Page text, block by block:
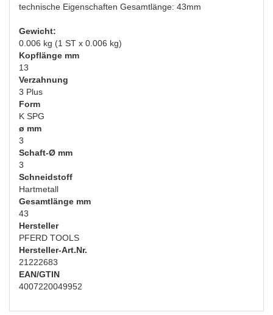
technische Eigenschaften Gesamtlänge: 43mm
Gewicht:
0.006 kg (1 ST x 0.006 kg)
Kopflänge mm
13
Verzahnung
3 Plus
Form
K SPG
ø mm
3
Schaft-Ø mm
3
Schneidstoff
Hartmetall
Gesamtlänge mm
43
Hersteller
PFERD TOOLS
Hersteller-Art.Nr.
21222683
EAN/GTIN
4007220049952